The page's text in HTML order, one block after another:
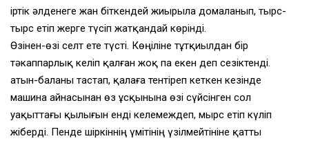
iртiк әлденеге жан бiткендей жиырыла домаланып, тырс-
тырс етiп жерге түсiп жатқандай көрiндi.
Өзiнен-өзi селт ете түстi. Көңiлiне тұтқиылдан бiр
тәкаппарлық келiп қалған жоқ па екен деп сезiктендi.
Қатын-баланы тастап, қалаға тентiреп кеткен кезiнде
машина айнасынан өз ұсқынына өзi сүйсiнген сол
уақыттағы қылығын ендi келемеждеп, мырс етiп күлiп
жiбердi. Пенде шiркiннiң үмiтiнiң үзiлмейтiнiне қатты